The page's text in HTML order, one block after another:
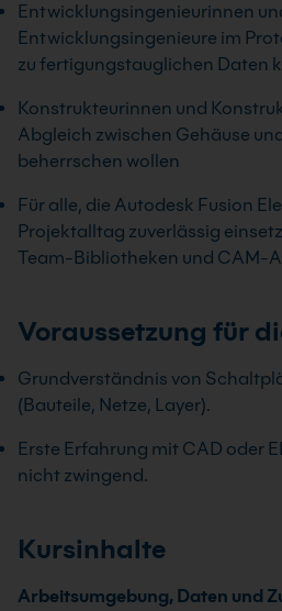
Entwicklungsingenieurinnen
Entwicklungsingenieure im
zu fertigungstauglichen Daten
Konstrukteurinnen und
Abgleich zwischen Gehäuse
beherrschen wollen
Für alle, die Autodesk Fusion
Projektalltag zuverlässig
Team-Bibliotheken und CAM-
Voraussetzung für
Grundverständnis von
(Bauteile, Netze, Layer).
Erste Erfahrung mit CAD oder
nicht zwingend.
Kursinhalte
Arbeitsumgebung, Daten und